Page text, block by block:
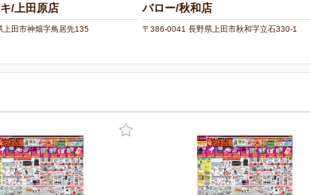
/上田原店
田市神畑字鳥居先135
バロー/秋和店
〒386-0041 長野県上田市秋和字立石330-1